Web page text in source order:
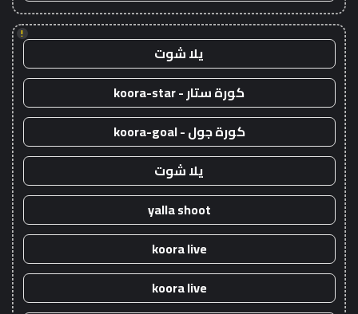
!
يلا شوت
كورة ستار - koora-star
كورة جول - koora-goal
يلا شوت
yalla shoot
koora live
koora live